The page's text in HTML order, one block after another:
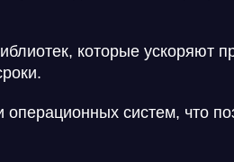
которые ускоряют
систем, что